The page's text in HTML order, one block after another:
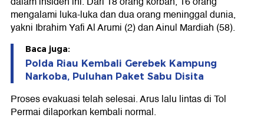
mengalami luka-luka dan dua orang meninggal dunia,
yakni Ibrahim Yafi Al Arumi (2) dan Ainul Mardiah (58).
Baca juga:
Polda Riau Kembali Gerebek Kampung
Narkoba, Puluhan Paket Sabu Disita
Proses evakuasi telah selesai. Arus lalu lintas di Tol
Permai dilaporkan kembali normal.